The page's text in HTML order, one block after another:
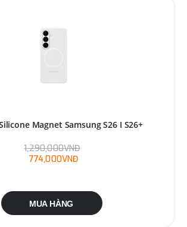
Magnet Samsung S26 I S26+
1,290,000VNĐ
774,000VNĐ
MUA HÀNG